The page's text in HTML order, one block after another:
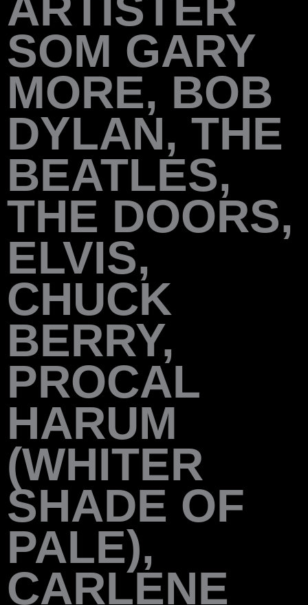
SOM GARY
MORE, BOB
DYLAN, THE
BEATLES,
THE DOORS,
ELVIS,
CHUCK
BERRY,
PROCAL
HARUM
(WHITER
SHADE OF
PALE),
CARLENE